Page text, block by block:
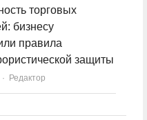
торговых
бизнесу
правила
защиты
Author
Редактор